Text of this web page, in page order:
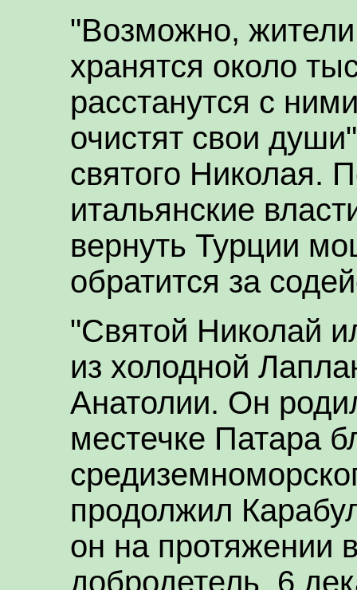
"Возможно, жители
хранятся около
расстанутся с
очистят свои
святого Николая.
итальянские
вернуть Турции
обратится за
"Святой Николай
из холодной
Анатолии. Он
местечке Патара
продолжил
он на протяжении
добродетель. 6